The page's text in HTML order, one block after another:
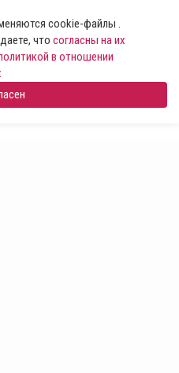
cookie-файлы .
что согласны на их
в отношении